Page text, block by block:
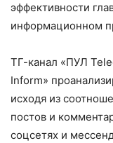
эффективности
информационном
ТГ-канал «ПУЛ
Inform»
исходя из
постов и
соцсетях и